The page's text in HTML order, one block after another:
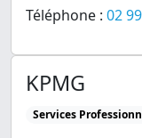
Téléphone : 02
KPMG
Services